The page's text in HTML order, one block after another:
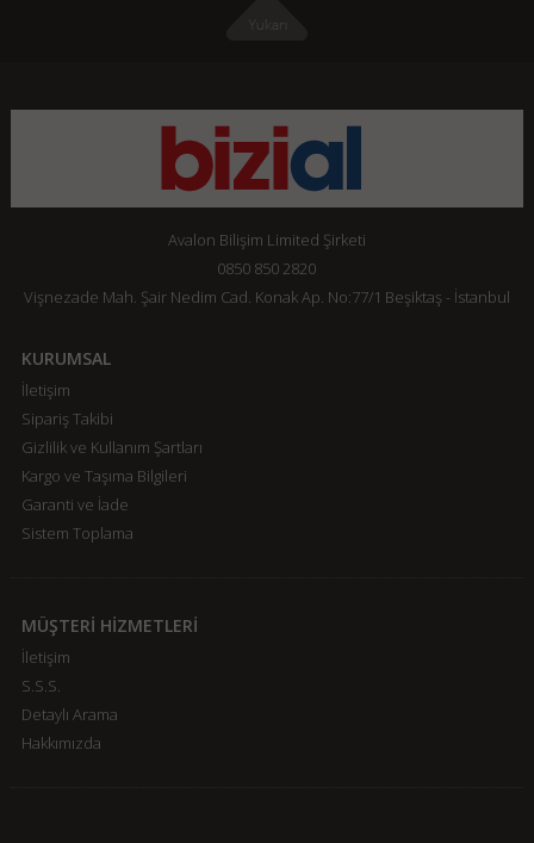
Avalon Bilişim Limited Şirketi
0850 850 2820
Vişnezade Mah. Şair Nedim Cad. Konak Ap. No:77/1 Beşiktaş - İstanbul
KURUMSAL
İletişim
Sipariş Takibi
Gizlilik ve Kullanım Şartları
Kargo ve Taşıma Bilgileri
Garanti ve İade
Sistem Toplama
MÜŞTERİ HİZMETLERİ
İletişim
S.S.S.
Detaylı Arama
Hakkımızda